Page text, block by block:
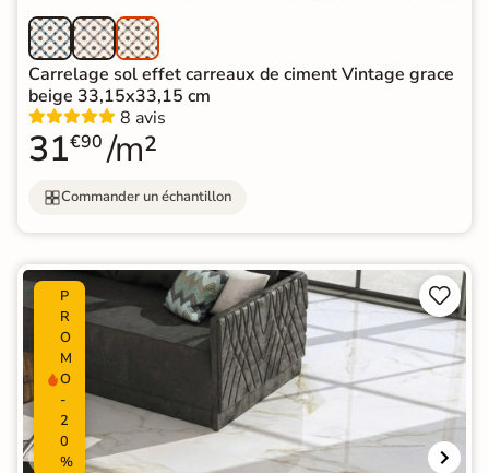
Carrelage sol effet carreaux de ciment Vintage grace
beige 33,15x33,15 cm
8 avis
31€90 /m²
Commander un échantillon
P
R
O
M
O
-
2
0
%

